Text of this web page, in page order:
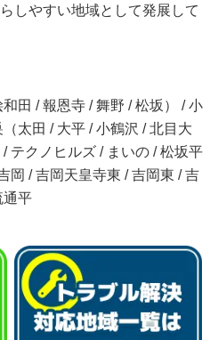
しやすい地域として発展して
田 / 報恩寺 / 舞野 / 松坂） / 小
太田 / 大平 / 小鶴沢 / 北目大
テクノヒルズ / まいの / 松坂平
岡 / 吉岡天皇寺東 / 吉岡東 / 吉
通平